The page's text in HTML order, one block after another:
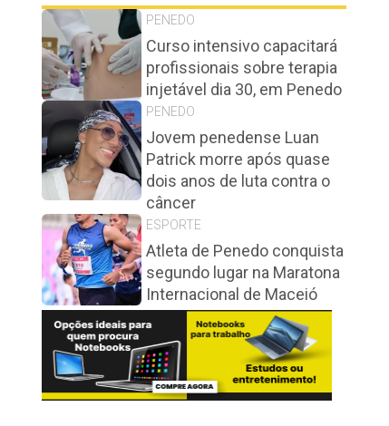
PENEDO
Curso intensivo capacitará
profissionais sobre terapia
injetável dia 30, em Penedo
PENEDO
Jovem penedense Luan
Patrick morre após quase
dois anos de luta contra o
câncer
ESPORTE
Atleta de Penedo conquista
segundo lugar na Maratona
Internacional de Maceió